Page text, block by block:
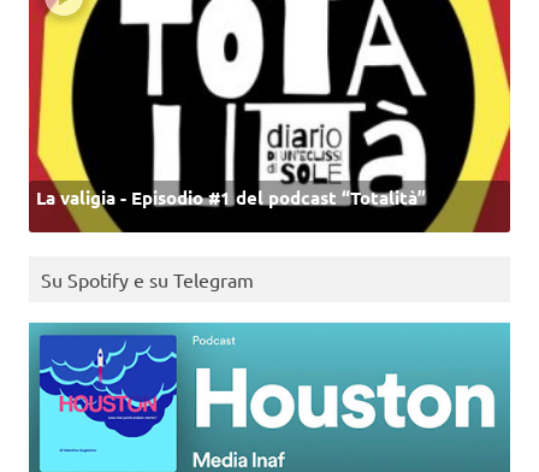
La valigia - Episodio #1 del podcast “Totalità”
Su Spotify e su Telegram